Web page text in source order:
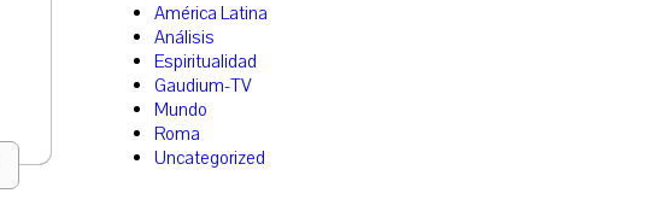
América Latina
Análisis
Espiritualidad
Gaudium-TV
Mundo
Roma
Uncategorized